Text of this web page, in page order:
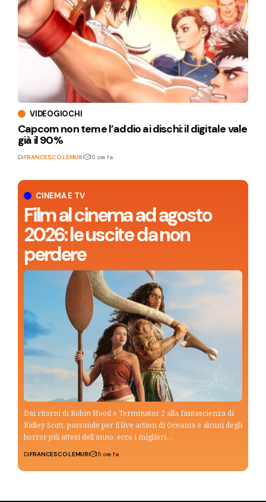
CINEMA E TV
Film al cinema ad agosto
2026: le uscite da non
perdere
Dai ritorni di Robin Hood e Terminator 2 alla fantascienza di
Ridley Scott, passando per il live action di Oceania e alcuni degli
horror più attesi dell’anno: ecco i migliori…
DiFRANCESCO LEMURI 15 ore fa
VIDEOGIOCHI
Capcom non teme l’addio ai dischi: il digitale vale
già il 90%
DiFRANCESCO LEMURI 15 ore fa